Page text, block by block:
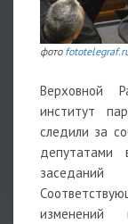
фото
Верховной
институт
следили за
депутатами